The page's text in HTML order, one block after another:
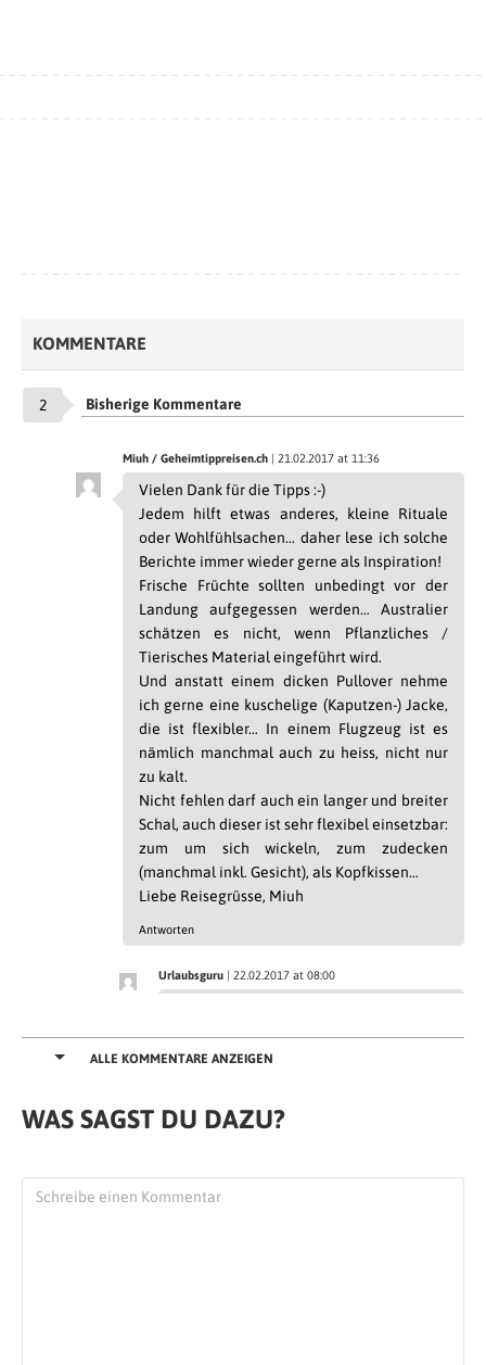
KOMMENTARE
2 Bisherige Kommentare
Miuh / Geheimtippreisen.ch | 21.02.2017 at 11:36
Vielen Dank für die Tipps :-)
Jedem hilft etwas anderes, kleine Rituale
oder Wohlfühlsachen… daher lese ich solche
Berichte immer wieder gerne als Inspiration!
Frische Früchte sollten unbedingt vor der
Landung aufgegessen werden… Australier
schätzen es nicht, wenn Pflanzliches /
Tierisches Material eingeführt wird.
Und anstatt einem dicken Pullover nehme
ich gerne eine kuschelige (Kaputzen-) Jacke,
die ist flexibler… In einem Flugzeug ist es
nämlich manchmal auch zu heiss, nicht nur
zu kalt.
Nicht fehlen darf auch ein langer und breiter
Schal, auch dieser ist sehr flexibel einsetzbar:
zum um sich wickeln, zum zudecken
(manchmal inkl. Gesicht), als Kopfkissen…
Liebe Reisegrüsse, Miuh
Antworten
Urlaubsguru | 22.02.2017 at 08:00
Liebe Grüße,
der Urlaubsguru
ALLE KOMMENTARE ANZEIGEN
WAS SAGST DU DAZU?